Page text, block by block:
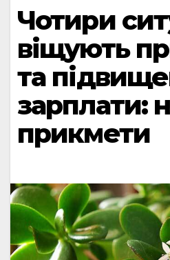
Чотири
віщують
та
зарплати:
прикмети